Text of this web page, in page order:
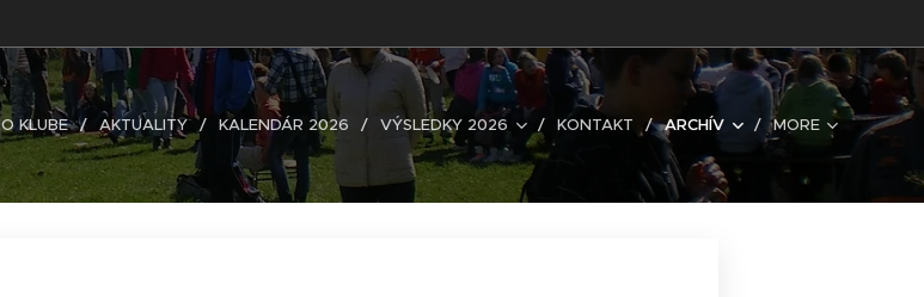
O KLUBE AKTUALITY KALENDÁR 2026 VÝSLEDKY 2026 KONTAKT ARCHÍV MORE